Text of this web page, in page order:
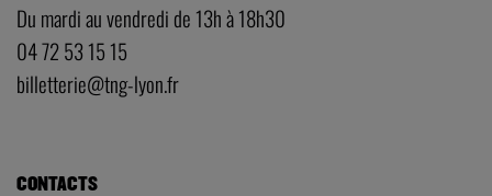
Du mardi au vendredi de 13h à 18h30
04 72 53 15 15
billetterie@tng-lyon.fr
CONTACTS